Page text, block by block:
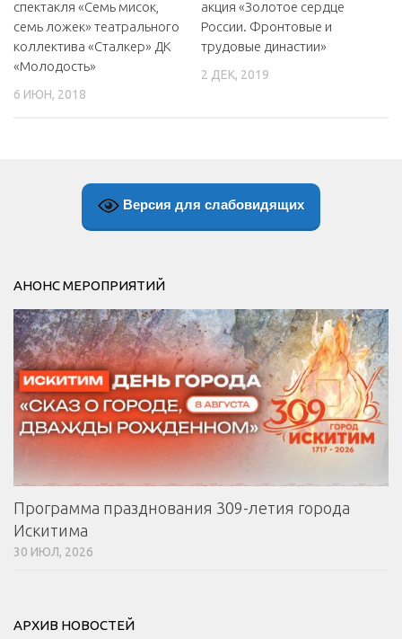
спектакля «Семь мисок,
семь ложек» театрального
коллектива «Сталкер» ДК
«Молодость»
6 ИЮН, 2018
акция «Золотое сердце
России. Фронтовые и
трудовые династии»
2 ДЕК, 2019
Версия для слабовидящих
АНОНС МЕРОПРИЯТИЙ
Программа празднования 309-летия города
Искитима
30 ИЮЛ, 2026
АРХИВ НОВОСТЕЙ